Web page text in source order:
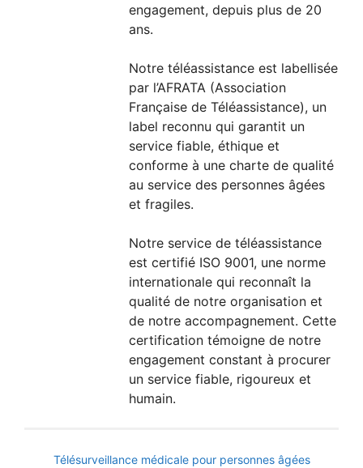
engagement, depuis plus de 20
ans.
Notre téléassistance est labellisée
par l’AFRATA (Association
Française de Téléassistance), un
label reconnu qui garantit un
service fiable, éthique et
conforme à une charte de qualité
au service des personnes âgées
et fragiles.
Notre service de téléassistance
est certifié ISO 9001, une norme
internationale qui reconnaît la
qualité de notre organisation et
de notre accompagnement. Cette
certification témoigne de notre
engagement constant à procurer
un service fiable, rigoureux et
humain.
Télésurveillance médicale pour personnes âgées